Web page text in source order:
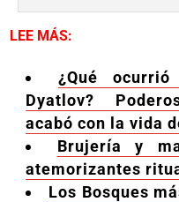
LEE MÁS:
¿Qué
Dyatlov?
acabó con la vida
Brujería y
atemorizantes
Los Bosques